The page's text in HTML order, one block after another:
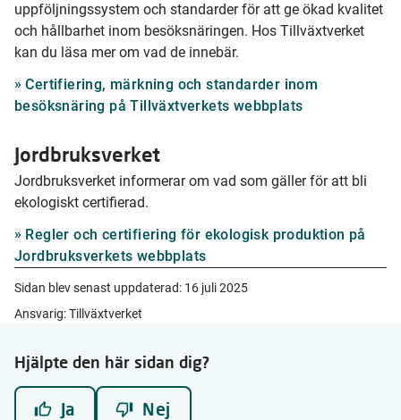
uppföljningssystem och standarder för att ge ökad kvalitet
och hållbarhet inom besöksnäringen. Hos Tillväxtverket
kan du läsa mer om vad de innebär.
Certifiering, märkning och standarder inom
besöksnäring på Tillväxtverkets webbplats
Jordbruksverket
Jordbruksverket informerar om vad som gäller för att bli
ekologiskt certifierad.
Regler och certifiering för ekologisk produktion på
Jordbruksverkets webbplats
Sidan blev senast uppdaterad: 16 juli 2025
Ansvarig: Tillväxtverket
Hjälpte den här sidan dig?
Ja Nej